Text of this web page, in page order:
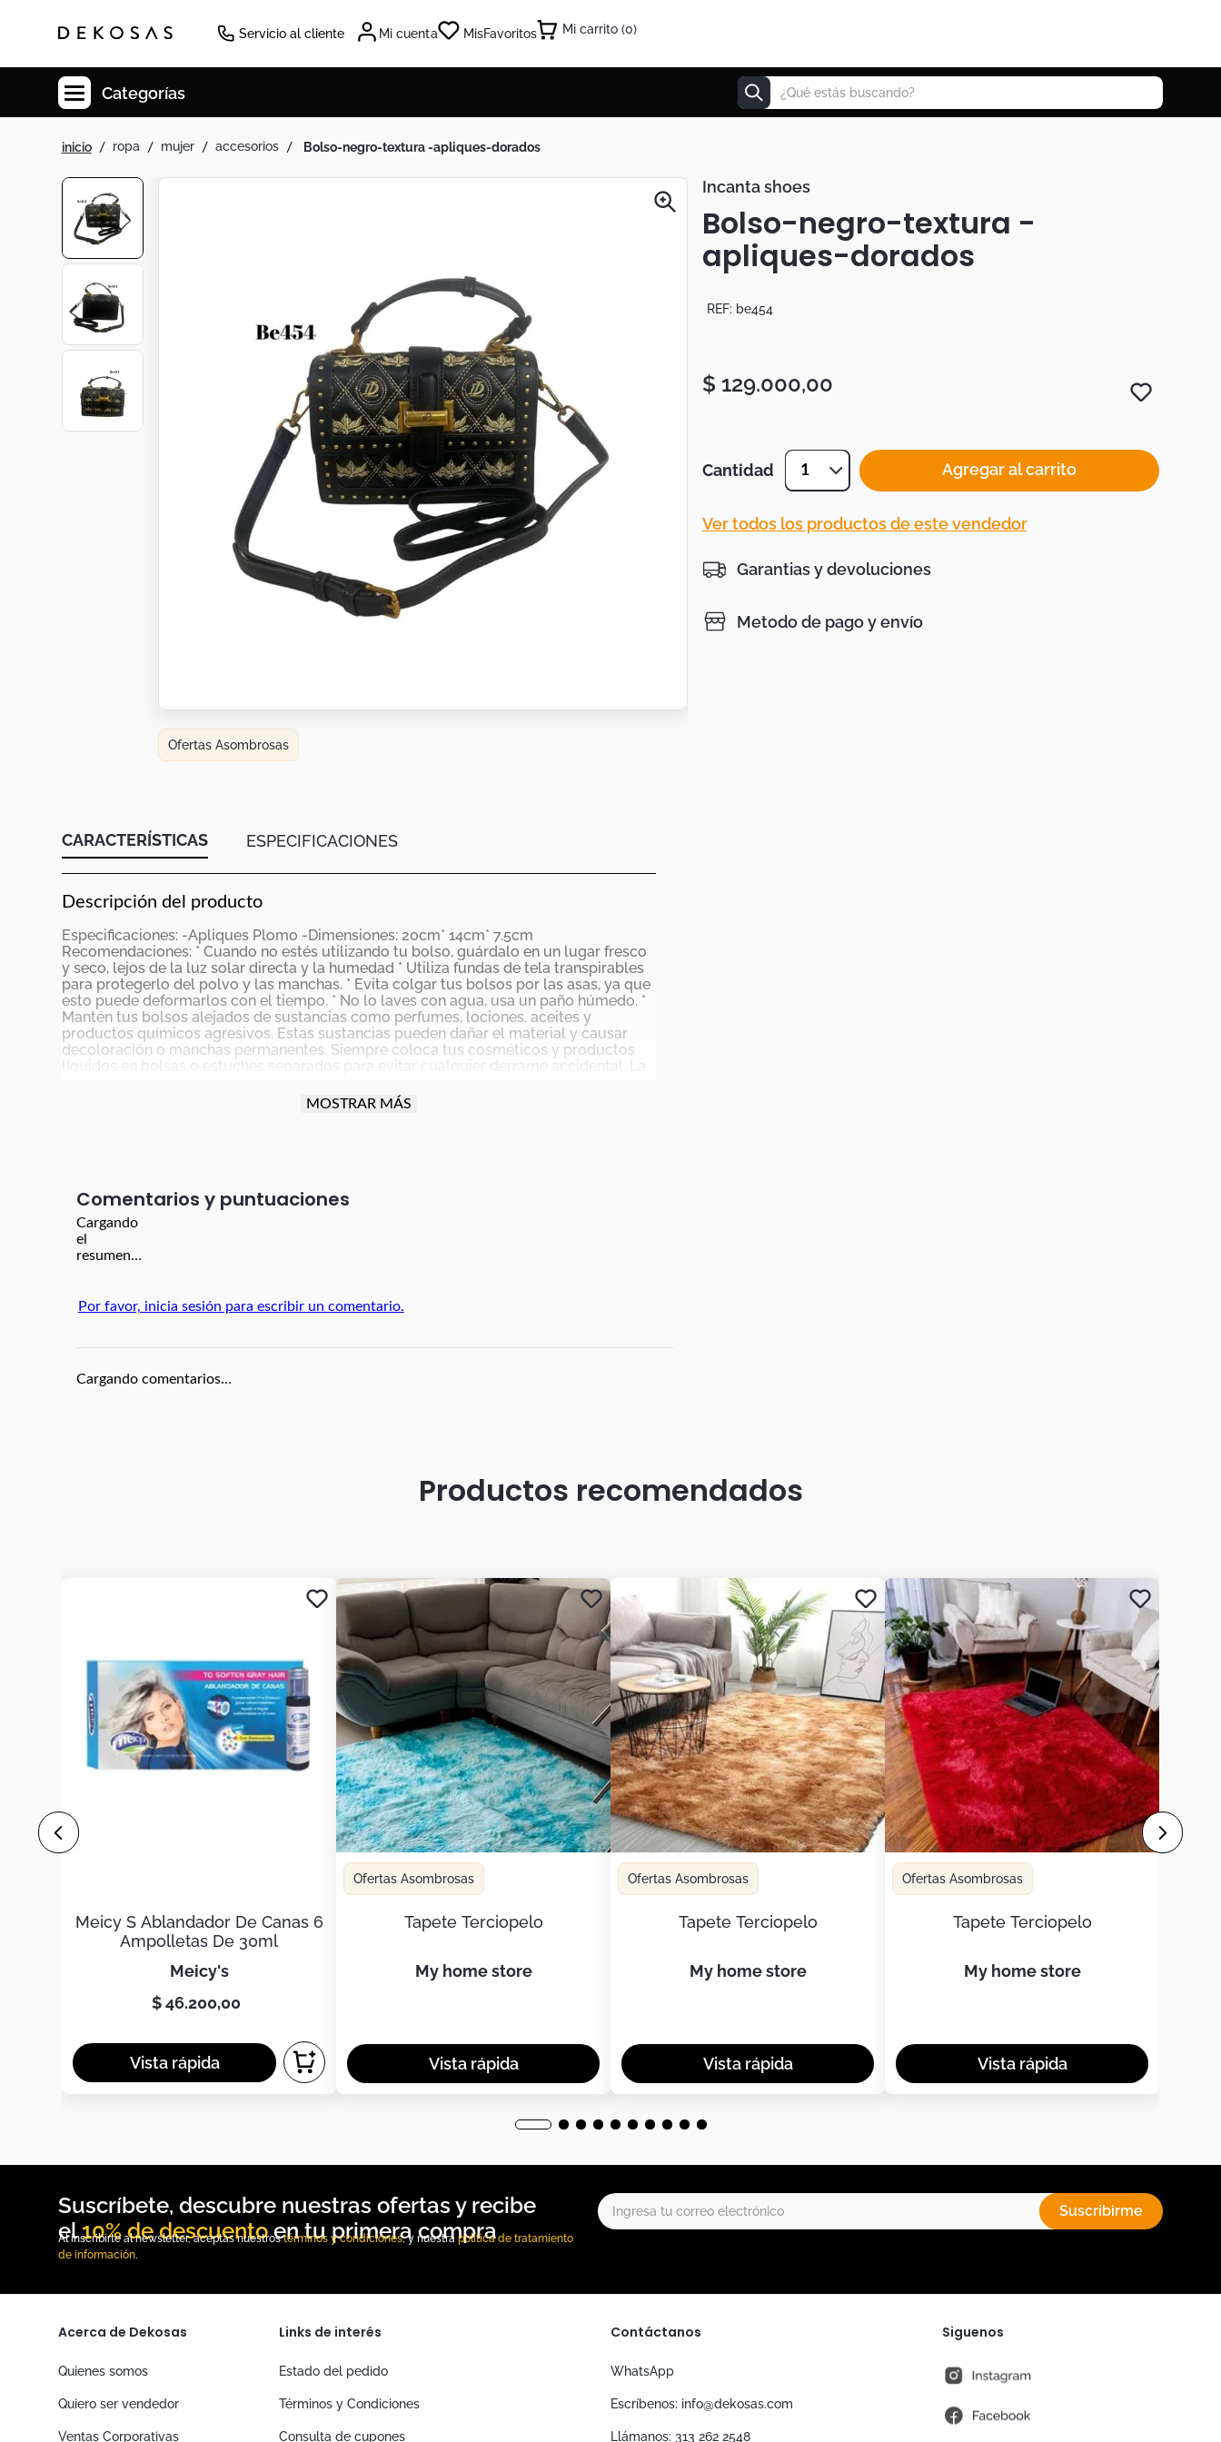
Servicio al cliente Mi cuenta MisFavoritos 0
Categorías ¿Qué estás buscando?
ropa mujer accesorios bolso-negro-textura -apliques-dorados
Ofertas Asombrosas
CARACTERÍSTICAS ESPECIFICACIONES
Descripción del producto
Especificaciones: -Apliques Plomo -Dimensiones: 20cm* 14cm* 7.5cm
Recomendaciones: * Cuando no estés utilizando tu bolso, guárdalo en un lugar fresco
y seco, lejos de la luz solar directa y la humedad * Utiliza fundas de tela transpirables
para protegerlo del polvo y las manchas. * Evita colgar tus bolsos por las asas, ya que
esto puede deformarlos con el tiempo. * No lo laves con agua, usa un paño húmedo. *
Mantén tus bolsos alejados de sustancias como perfumes, lociones, aceites y
productos químicos agresivos. Estas sustancias pueden dañar el material y causar
decoloración o manchas permanentes. Siempre coloca tus cosméticos y productos
líquidos en bolsas o estuches separados para evitar cualquier derrame accidental. La
imagen es de referencia y puede tener variaciones en el producto real. Las Piedras y
MOSTRAR MÁS
Comentarios
Cargando
el
resumen…
Por favor, inicia sesión para escribir un comentario.
Cargando comentarios…
Incanta shoes
Bolso-negro-textura -
apliques-dorados
REF: be454
$ 129.000,00
Cantidad 1 Agregar al carrito
Ver todos los productos de este vendedor
Garantias y devoluciones
Metodo de pago y envío
Productos recomendados
Meicy S Ablandador De Canas 6
Ampolletas De 30ml
meicy's
$ 46.200,00
Ofertas Asombrosas
Tapete Terciopelo
my home store
Ofertas Asombrosas
Tapete Terciopelo
my home store
Ofertas Asombrosas
Tapete Terciopelo
my home store
10% de descuento
Suscribirme
Al inscribirte al newsletter, aceptas nuestrostérminos y condiciones, y nuestra política de tratamiento
de información.
Acerca de Dekosas
Quienes somos
Quiero ser vendedor
Ventas Corporativas
Links de interés
Estado del pedido
Términos y Condiciones
Consulta de cupones
Contáctanos
WhatsApp
Escríbenos: info@dekosas.com
Llámanos: 313 262 2548
Siguenos
instagram
fb
Cuadros
Sillas
Botas
Dko